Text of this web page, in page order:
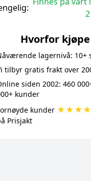
Hvorfor
lagernivå: 10+
tilbyr gratis frakt over
siden 2002: 460
kunder
kunder
Prisjakt